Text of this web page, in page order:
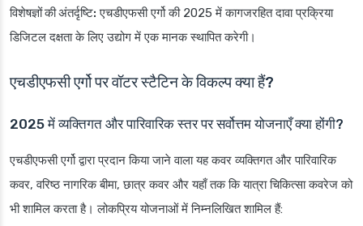
विशेषज्ञों की अंतर्दृष्टि: एचडीएफसी एर्गो की 2025 में कागजरहित दावा प्रक्रिया
डिजिटल दक्षता के लिए उद्योग में एक मानक स्थापित करेगी।
एचडीएफसी एर्गो पर वॉटर स्टैटिन के विकल्प क्या हैं?
2025 में व्यक्तिगत और पारिवारिक स्तर पर सर्वोत्तम योजनाएँ क्या होंगी?
एचडीएफसी एर्गो द्वारा प्रदान किया जाने वाला यह कवर व्यक्तिगत और पारिवारिक
कवर, वरिष्ठ नागरिक बीमा, छात्र कवर और यहाँ तक कि यात्रा चिकित्सा कवरेज को
भी शामिल करता है। लोकप्रिय योजनाओं में निम्नलिखित शामिल हैं: